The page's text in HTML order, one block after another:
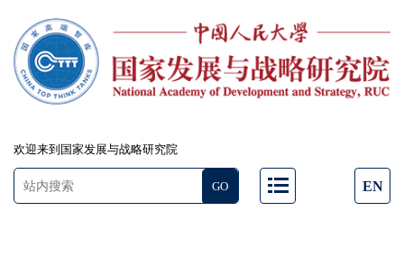
欢迎来到国家发展与战略研究院
EN